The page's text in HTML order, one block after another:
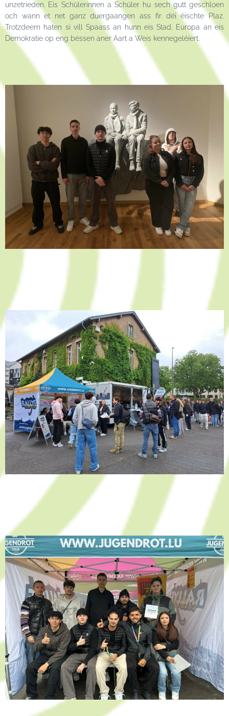
unzetrieden. Eis Schülerinnen a Schüler hu sech gutt geschloen
och wann et net ganz duergaangen ass fir déi éischte Plaz.
Trotzdeem haten si vill Spaass an hunn eis Stad, Europa an eis
Demokratie op eng bëssen aner Aart a Weis kennegeléiert.